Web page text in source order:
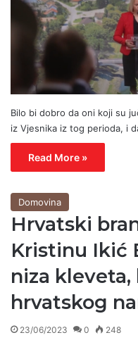
Bilo bi dobro da oni koji su
iz Vjesnika iz tog perioda, i
Read More »
Domovina
Hrvatski
Kristinu Ikić
niza kleveta,
hrvatskog
23/06/2023 0 248